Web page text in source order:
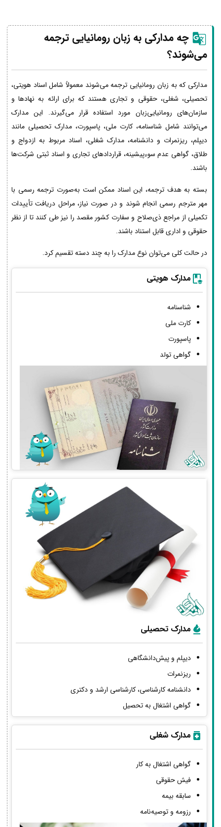
چه مدارکی به زبان رومانیایی ترجمه
می‌شوند؟
مدارکی که به زبان رومانیایی ترجمه می‌شوند معمولاً شامل اسناد هویتی،
تحصیلی، شغلی، حقوقی و تجاری هستند که برای ارائه به نهادها و
سازمان‌های رومانیایی‌زبان مورد استفاده قرار می‌گیرند. این مدارک
می‌توانند شامل شناسنامه، کارت ملی، پاسپورت، مدارک تحصیلی مانند
دیپلم، ریزنمرات و دانشنامه، مدارک شغلی، اسناد مربوط به ازدواج و
طلاق، گواهی عدم سوءپیشینه، قراردادهای تجاری و اسناد ثبتی شرکت‌ها
باشند.
بسته به هدف ترجمه، این اسناد ممکن است به‌صورت ترجمه رسمی با
مهر مترجم رسمی انجام شوند و در صورت نیاز، مراحل دریافت تأییدات
تکمیلی از مراجع ذی‌صلاح و سفارت کشور مقصد را نیز طی کنند تا از نظر
حقوقی و اداری قابل استناد باشند.
در حالت کلی می‌توان نوع مدارک را به چند دسته تقسیم کرد.
مدارک هویتی
شناسنامه
کارت ملی
پاسپورت
گواهی تولد
مدارک تحصیلی
دیپلم و پیش‌دانشگاهی
ریزنمرات
دانشنامه کارشناسی، کارشناسی ارشد و دکتری
گواهی اشتغال به تحصیل
مدارک شغلی
گواهی اشتغال به کار
فیش حقوقی
سابقه بیمه
رزومه و توصیه‌نامه